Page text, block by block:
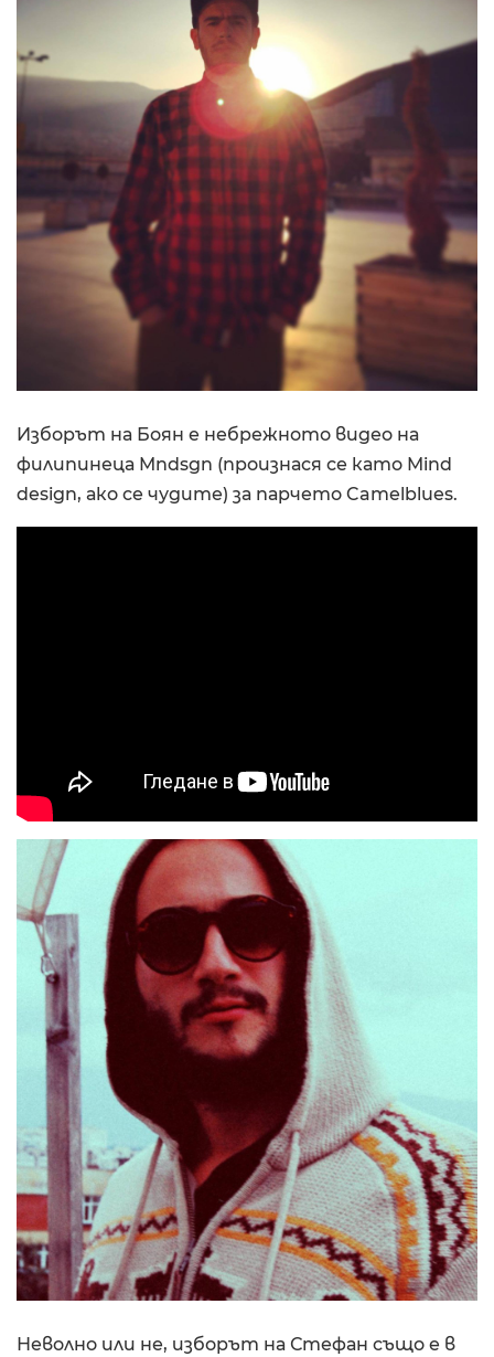
Изборът на Боян е небрежното видео на
филипинеца Mndsgn (произнася се като Mind
design, ако се чудите) за парчето Camelblues.
Неволно или не, изборът на Стефан също е в